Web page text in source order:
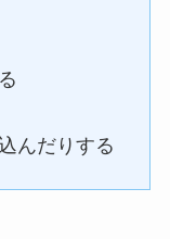
んだりする